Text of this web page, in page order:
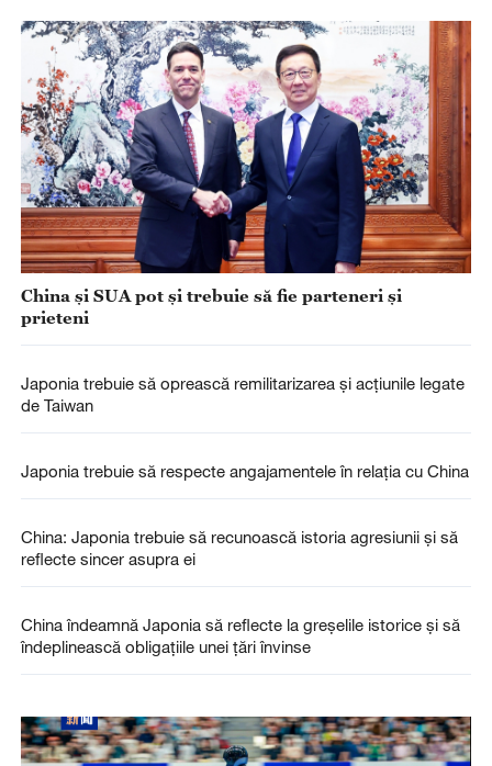
China și SUA pot și trebuie să fie parteneri și
prieteni
Japonia trebuie să oprească remilitarizarea și acțiunile legate
de Taiwan
Japonia trebuie să respecte angajamentele în relația cu China
China: Japonia trebuie să recunoască istoria agresiunii și să
reflecte sincer asupra ei
China îndeamnă Japonia să reflecte la greșelile istorice și să
îndeplinească obligațiile unei țări învinse